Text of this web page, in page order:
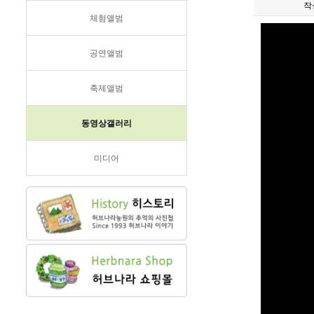
체험앨범
공연앨범
축제앨범
동영상갤러리
미디어
작